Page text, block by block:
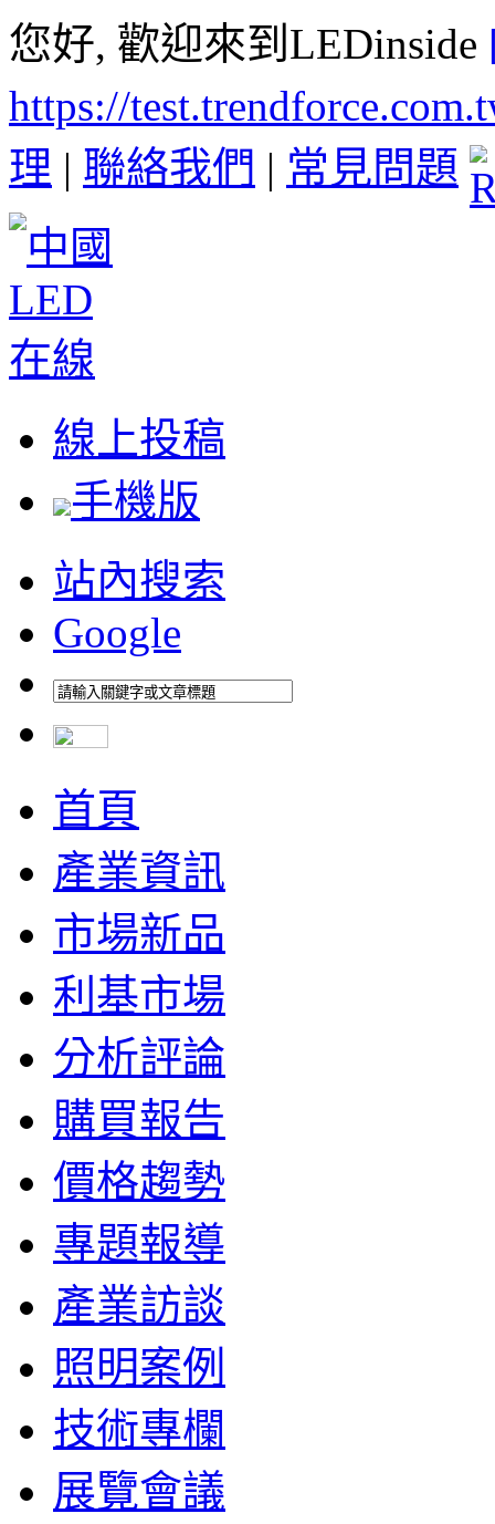
您好, 歡迎來到LEDinside
https://
理 | 聯絡我們 | 常見問題
線上投稿
手機版
站內搜索
Google
首頁
產業資訊
市場新品
利基市場
分析評論
購買報告
價格趨勢
專題報導
產業訪談
照明案例
技術專欄
展覽會議